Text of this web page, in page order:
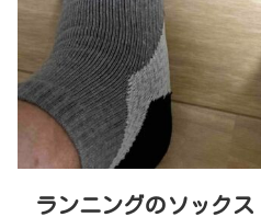
ランニングのソック